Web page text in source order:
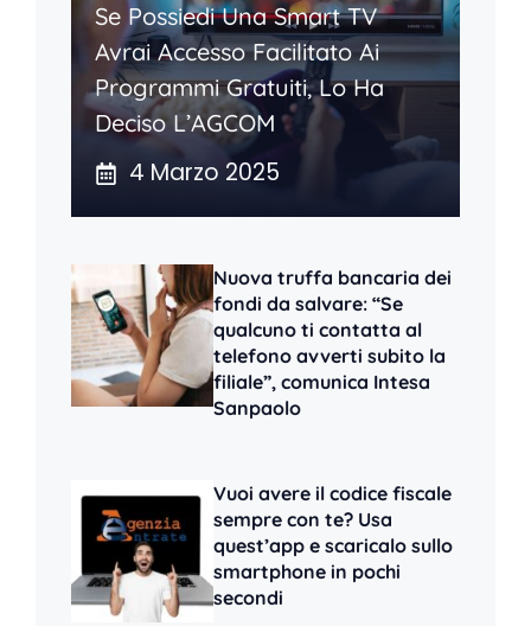
Se Possiedi Una Smart TV
Avrai Accesso Facilitato Ai
Programmi Gratuiti, Lo Ha
Deciso L’AGCOM
4 Marzo 2025
Nuova truffa bancaria dei
fondi da salvare: “Se
qualcuno ti contatta al
telefono avverti subito la
filiale”, comunica Intesa
Sanpaolo
Vuoi avere il codice fiscale
sempre con te? Usa
quest’app e scaricalo sullo
smartphone in pochi
secondi